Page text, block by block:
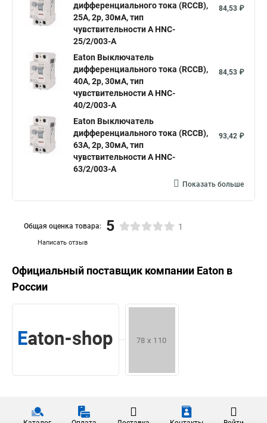
дифференциального тока (RCCB),
25A, 2p, 30мА, тип
чувствительности A HNC-
25/2/003-A
84,53 ₽
Eaton Выключатель
дифференциального тока (RCCB),
40A, 2p, 30мА, тип
чувствительности A HNC-
40/2/003-A
84,53 ₽
Eaton Выключатель
дифференциального тока (RCCB),
63A, 2p, 30мА, тип
чувствительности A HNC-
63/2/003-A
93,42 ₽
Показать больше
Написать отзыв
Общая оценка товара: 5 1
Официальный поставщик компании Eaton в
России